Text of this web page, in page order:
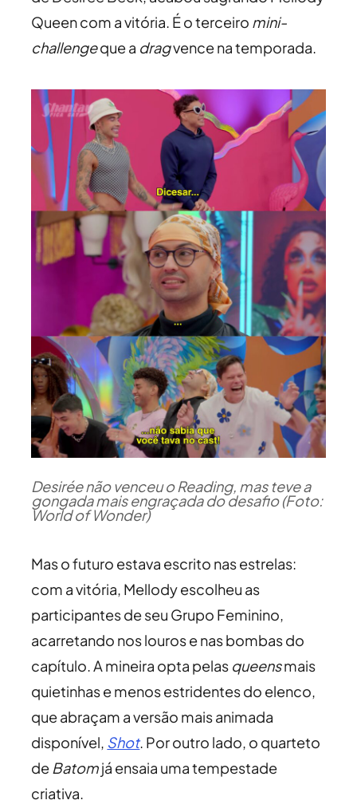
Queen com a vitória. É o terceiro mini-
challengeque a dragvence na temporada.
Desirée não venceu o Reading, mas teve a
gongada mais engraçada do desafio (Foto:
World of Wonder)
Mas o futuro estava escrito nas estrelas:
com a vitória, Mellody escolheu as
participantes de seu Grupo Feminino,
acarretando nos louros e nas bombas do
capítulo. A mineira opta pelas queensmais
quietinhas e menos estridentes do elenco,
que abraçam a versão mais animada
disponível, Shot. Por outro lado, o quarteto
de Batomjá ensaia uma tempestade
criativa.